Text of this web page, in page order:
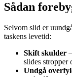
Sådan
Selvom slid er
taskens levetid:
Skift skulder
slides stropper
Undgå